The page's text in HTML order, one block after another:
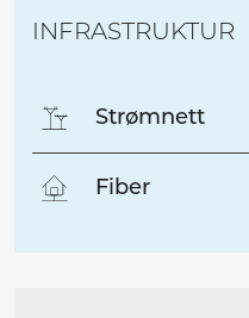
INFRASTRUKTUR
Strømnett
Fiber